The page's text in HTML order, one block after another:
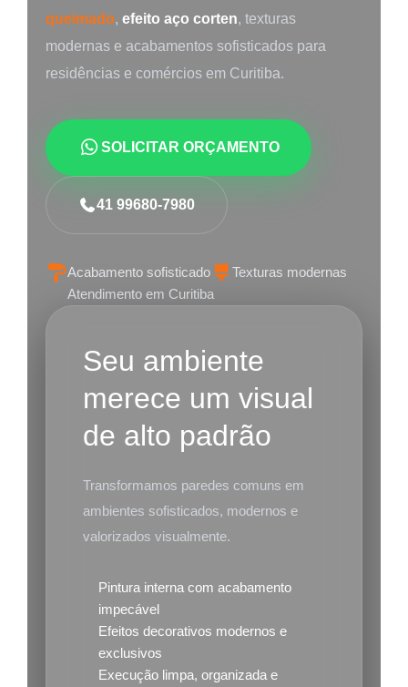
queimado, efeito aço corten, texturas
modernas e acabamentos sofisticados para
residências e comércios em Curitiba.
SOLICITAR ORÇAMENTO
41 99680-7980
Acabamento sofisticado
Texturas modernas
Atendimento em Curitiba
Seu ambiente
merece um visual
de alto padrão
Transformamos paredes comuns em
ambientes sofisticados, modernos e
valorizados visualmente.
Pintura interna com acabamento
impecável
Efeitos decorativos modernos e
exclusivos
Execução limpa, organizada e